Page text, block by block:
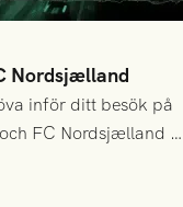
Nordsjælland
inför ditt besök på
FC Nordsjælland i
19.00 på torsdag